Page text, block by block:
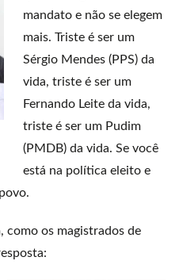
mandato e não se elegem
mais. Triste é ser um
Sérgio Mendes (PPS) da
vida, triste é ser um
Fernando Leite da vida,
triste é ser um Pudim
(PMDB) da vida. Se você
está na política eleito e
como os magistrados de